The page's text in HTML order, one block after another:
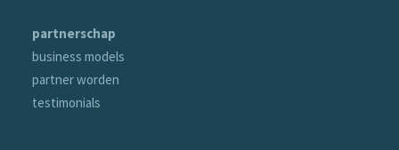
partnerschap
business models
partner worden
testimonials